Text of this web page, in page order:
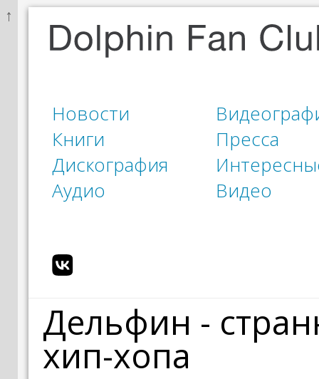
↑
Новости
Книги
Дискография
Аудио
Пресса
Видео
Дельфин -
хип-хопа